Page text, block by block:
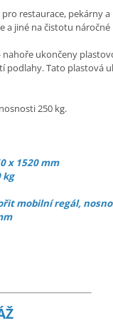
restaurace, pekárny
a jiné na čistotu
ukončeny
Tato plastová
250 kg.
x 1520 mm
kg
mobilní regál,